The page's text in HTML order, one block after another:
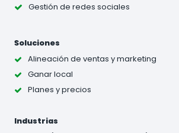
Gestión de redes sociales
Soluciones
Alineación de ventas y marketing
Ganar local
Planes y precios
Industrias